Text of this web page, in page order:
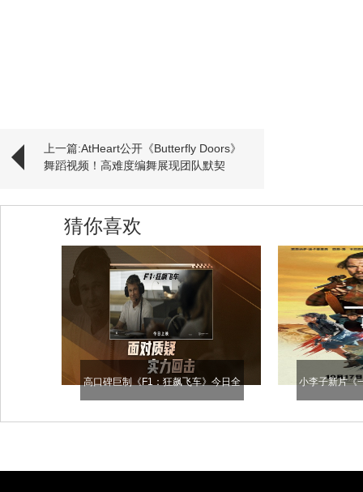
上一篇:AtHeart公开《Butterfly Doors》
舞蹈视频！高难度编舞展现团队默契
猜你喜欢
高口碑巨制《F1：狂飙飞车》今日全
国公映 震撼视听盛宴席卷暑期档
小李子新片《
月17日见